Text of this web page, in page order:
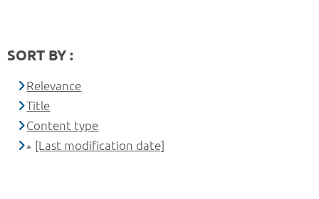
SORT BY :
Relevance
Title
Content type
[Last modification date]